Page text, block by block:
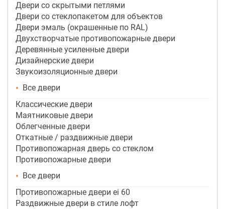
Двери со скрытыми петлями
Двери со стеклопакетом для объектов
Двери эмаль (окрашенные по RAL)
Двухстворчатые противопожарные двери
Деревянные усиленные двери
Дизайнерские двери
Звукоизоляционные двери
Все двери
Классические двери
Маятниковые двери
Облегченные двери
Откатные / раздвижные двери
Противопожарная дверь со стеклом
Противопожарные двери
Все двери
Противопожарные двери ei 60
Раздвижные двери в стиле лофт